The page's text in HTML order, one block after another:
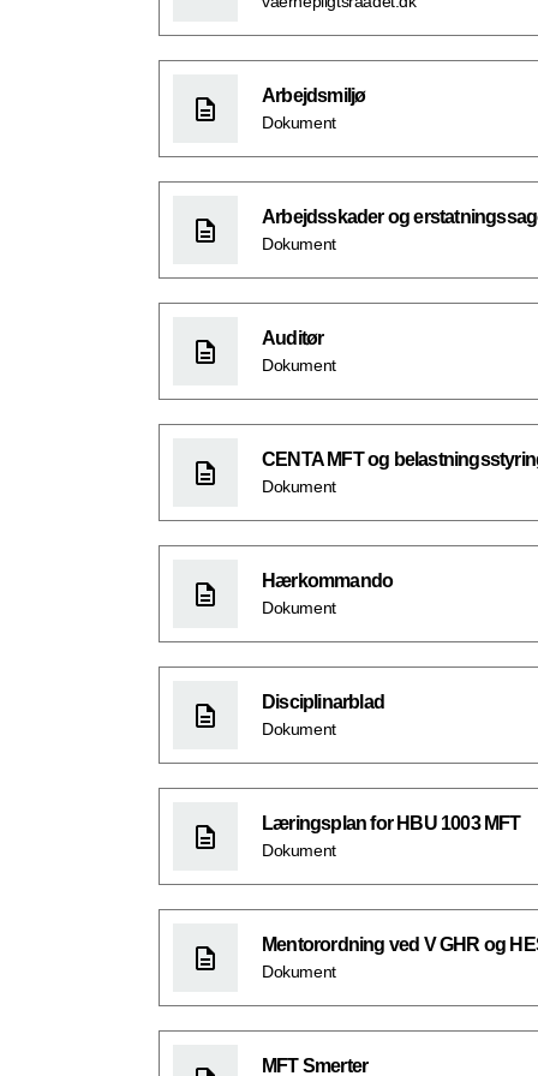
Arbejdsmiljø
Dokument
Arbejdsskader og
Dokument
Auditør
Dokument
CENTA MFT og
Dokument
Hærkommando
Dokument
Disciplinarblad
Dokument
Læringsplan for HBU 1003 MFT
Dokument
Mentorordning ved V GHR og
Dokument
MFT Smerter